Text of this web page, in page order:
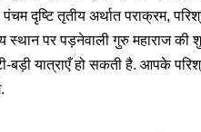
पंचम दृष्टि तृतीय अर्थात पराक्रम,
स्थान पर पड़नेवाली गुरु महाराज
बड़ी यात्राएँ हो सकती है. आपके